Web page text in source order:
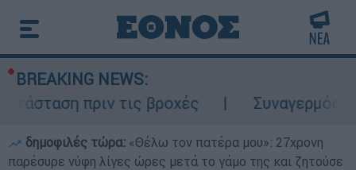
BREAKING NEWS:
πριν τις βροχές
Συναγερμός
δημοφιλές τώρα: «Θέλω τον πατέρα μου»: 27χρονη
παρέσυρε νύφη λίγες ώρες μετά το γάμο της και ζητούσε